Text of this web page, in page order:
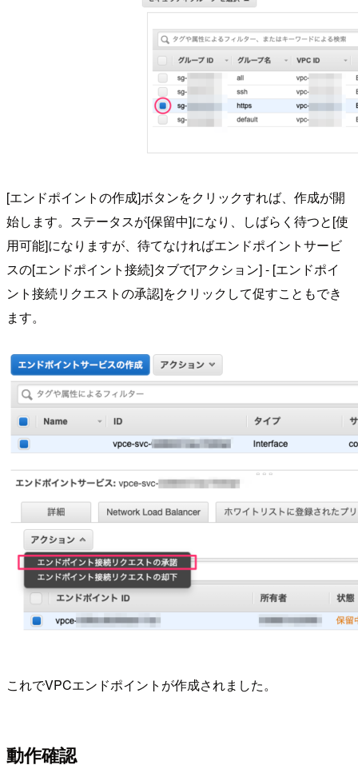
[エンドポイントの作成]ボタンをクリックすれば、作成が開
始します。ステータスが[保留中]になり、しばらく待つと[使
用可能]になりますが、待てなければエンドポイントサービ
スの[エンドポイント接続]タブで[アクション] - [エンドポイ
ント接続リクエストの承認]をクリックして促すこともでき
ます。
これでVPCエンドポイントが作成されました。
動作確認